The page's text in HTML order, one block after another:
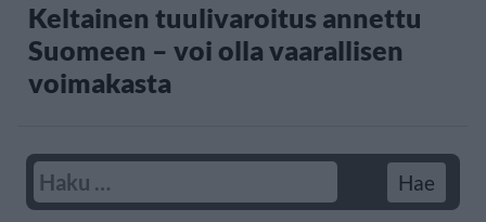
Keltainen tuulivaroitus annettu
Suomeen – voi olla vaarallisen
voimakasta